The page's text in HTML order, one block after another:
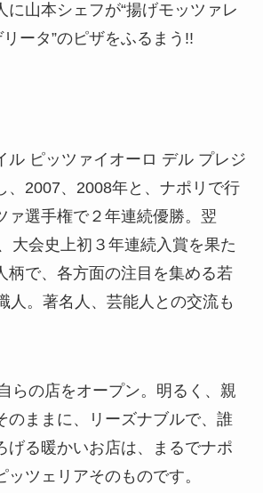
に山本シェフが“揚げモッツァレ
リータ”のピザをふるまう!!
ル ピッツァイオーロ デル プレジ
、2007、2008年と、ナポリで行
ァ選手権で２年連続優勝。翌
大会史上初３年連続入賞を果た
柄で、各方面の注目を集める若
人。著名人、芸能人との交流も
らの店をオープン。明るく、親
のままに、リーズナブルで、誰
げる暖かいお店は、まるでナポ
ッツェリアそのものです。